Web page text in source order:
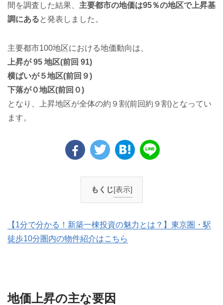
間を調査した結果、 主要都市の地価は95％の地区で上昇基
調にあると発表しました。
主要都市100地区における地価動向は、
上昇が 95 地区(前回 91)
横ばいが５地区(前回９)
下落が０地区(前回０)
となり、上昇地区が全体の約９割(前回約９割)となってい
ます。
もくじ[表示]
【1分で分かる！新築一棟投資の魅力とは？】東京圏・駅
徒歩10分圏内の物件紹介はこちら
地価上昇の主な要因